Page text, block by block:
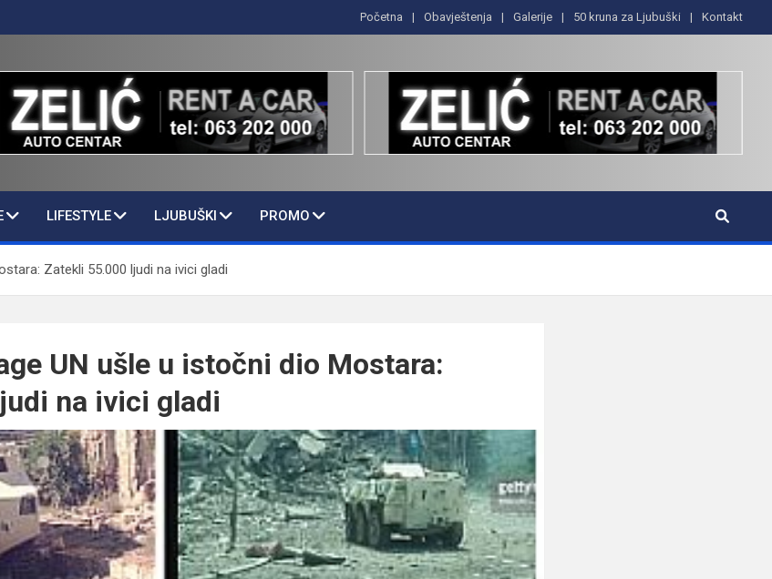
Početna Obavještenja Galerije 50 kruna za Ljubuški Kontakt
LIFESTYLE LJUBUŠKI PROMO
Zatekli 55.000 ljudi na ivici gladi
UN ušle u istočni dio Mostara:
na ivici gladi